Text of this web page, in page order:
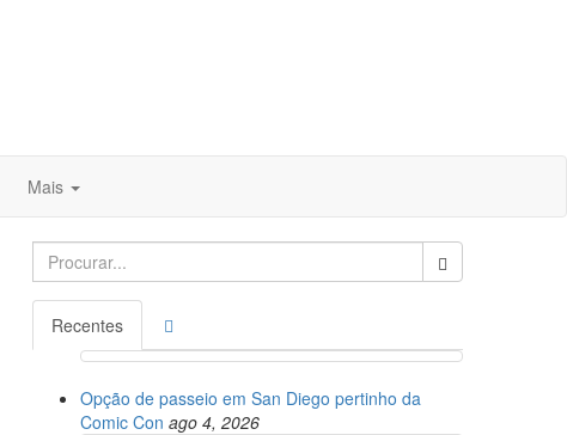
Mais
Search
for:
Recentes
Opção de passeio em San Diego pertinho da
Comic Con ago 4, 2026